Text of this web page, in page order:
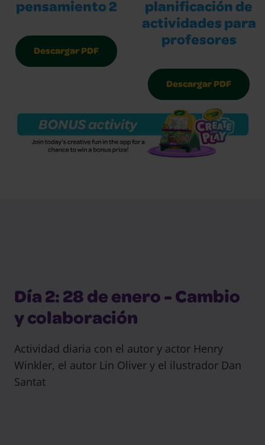
pensamiento 2
Descargar PDF
planificación de
actividades para
profesores
Descargar PDF
Día 2: 28 de enero - Cambio
y colaboración
Actividad diaria con el autor y actor Henry
Winkler, el autor Lin Oliver y el ilustrador Dan
Santat